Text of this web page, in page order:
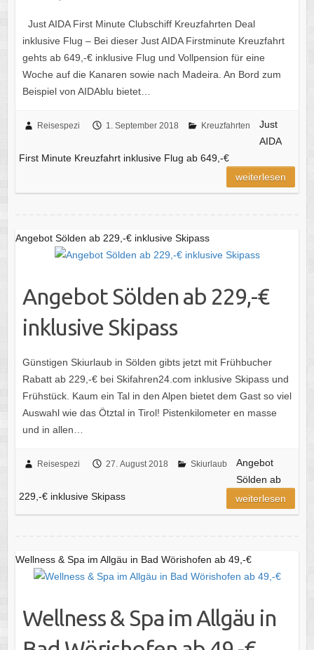
Just AIDA First Minute Clubschiff Kreuzfahrten Deal
inklusive Flug – Bei dieser Just AIDA Firstminute Kreuzfahrt
gehts ab 649,-€ inklusive Flug und Vollpension für eine
Woche auf die Kanaren sowie nach Madeira. An Bord zum
Beispiel von AIDAblu bietet…
Reisespezi 1. September 2018 Kreuzfahrten
Just
AIDA
First Minute Kreuzfahrt inklusive Flug ab 649,-€
weiterlesen
Angebot Sölden ab 229,-€ inklusive Skipass
Angebot Sölden ab 229,-€
inklusive Skipass
Günstigen Skiurlaub in Sölden gibts jetzt mit Frühbucher
Rabatt ab 229,-€ bei Skifahren24.com inklusive Skipass und
Frühstück. Kaum ein Tal in den Alpen bietet dem Gast so viel
Auswahl wie das Ötztal in Tirol! Pistenkilometer en masse
und in allen…
Reisespezi 27. August 2018 Skiurlaub
Angebot
Sölden ab
229,-€ inklusive Skipass
weiterlesen
Wellness & Spa im Allgäu in Bad Wörishofen ab 49,-€
Wellness & Spa im Allgäu in